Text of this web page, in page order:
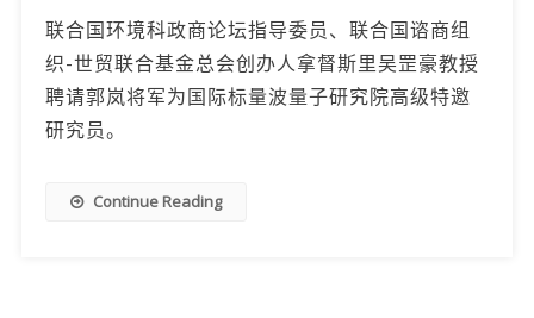
联合国环境科政商论坛指导委员、联合国谘商组
织-世贸联合基金总会创办人拿督斯里吴罡豪教授
聘请郭岚将军为国际标量波量子研究院高级特邀
研究员。
Continue Reading